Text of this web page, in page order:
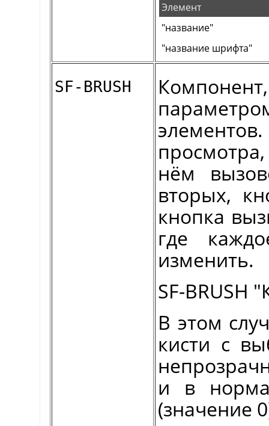
Элемент
"название"
"название шрифта"
SF-BRUSH
нём
вторых,
кнопка
где
изменить.
SF-BRUSH
В этом
кисти с
и в
(значение